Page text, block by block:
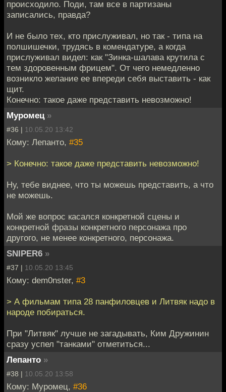
происходило. Поди, там все в партизаны
записались, правда?
И не было тех, кто прислуживал, но так - типа на
полшишечки, трудясь в комендатуре, а когда
прислуживал видел: как "Зинка-шалава крутила с
тем здоровенным фрицем". От чего немедленно
возникло желание ее впереди себя выставить - как
щит.
Конечно: такое даже представить невозможно!
Муромец »
#36 | 10.05.20 13:42
Кому: Лепанто, #35
> Конечно: такое даже представить невозможно!
Ну, тебе виднее, что ты можешь представить, а что
не можешь.
Мой же вопрос касался конкретной сцены и
конкретной фразы конкретного персонажа про
другого, не менее конкретного, персонажа.
SNIPER6 »
#37 | 10.05.20 13:45
Кому: dem0nster, #3
> А фильмам типа 28 панфиловцев и Литвяк надо в
народе побираться.
При "Литвяк" лучше не загадывать, Ким Дружинин
сразу успел "танками" отметиться...
Лепанто »
#38 | 10.05.20 13:58
Кому: Муромец, #36